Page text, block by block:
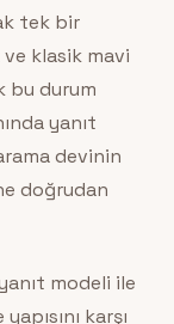
tek bir
klasik mavi
bu durum
yanıt
devinin
doğrudan
modeli ile
karşı